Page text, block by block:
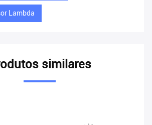
Lambda
similares